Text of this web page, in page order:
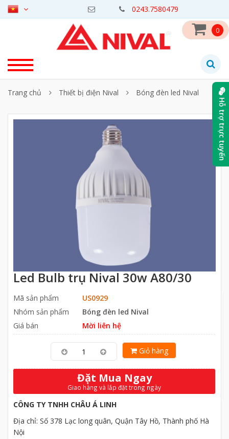
0243.7580479
0
Trang chủ Thiết bị điện Nival Bóng đèn led Nival
Led Bulb trụ Nival 30w A80/30
Mã sản phẩm
US0929
Nhóm sản phẩm
Bóng đèn led Nival
Giá bán
Mời liên hệ
Giỏ hàng
Đặt Mua Ngay
Giao hàng và lắp đặt trong ngày
CÔNG TY TNHH CHÂU Á LINH
Địa chỉ: Số 378 Lạc long quân, Quận Tây Hồ, Thành phố Hà
Nội
Hỗ trợ trực tuyến